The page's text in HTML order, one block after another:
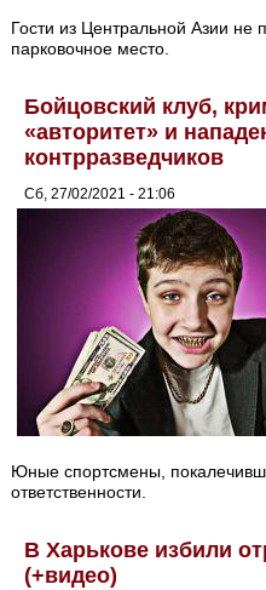
Гости из Центральной Азии не
парковочное место.
Бойцовский клуб,
«авторитет» и
контрразведчиков
Сб, 27/02/2021 - 21:06
Юные спортсмены,
ответственности.
В Харькове избили
(+видео)